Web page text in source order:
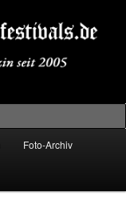
Foto-Archiv